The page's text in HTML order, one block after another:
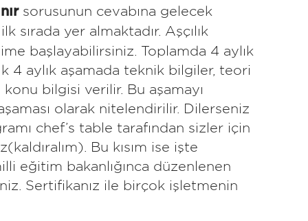
sorusunun cevabına gelecek
sırada yer almaktadır. Aşçılık
başlayabilirsiniz. Toplamda 4 aylık
4 aylık aşamada teknik bilgiler, teori
bilgisi verilir. Bu aşamayı
olarak nitelendirilir. Dilerseniz
chef’s table tarafından sizler için
Bu kısım ise işte
eğitim bakanlığınca düzenlenen
Sertifikanız ile birçok işletmenin